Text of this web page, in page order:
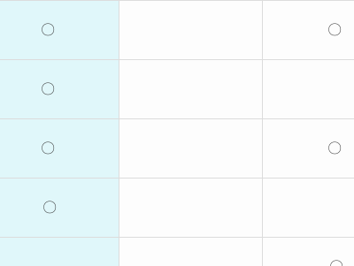
〇 〇
〇
〇 〇
〇